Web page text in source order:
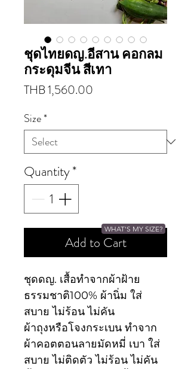
ชุดไทยดญ.อีสาน คอกลม
กระดุมจีน สีเทา
THB 1,560.00
Size*
Quantity*
Add to Cart
ชุดดญ. เสื้อทำจากผ้าฝ้าย
ธรรมชาติ100% ผ้านิ่ม ใส่
สบาย ไม่ร้อน ไม่คัน
ผ้าถุงหรือโจงกระเบน ทำจาก
ผ้าคอตตอนลายมัดหมี่ เบา ใส่
สบาย ไม่ติดตัว ไม่ร้อน ไม่คัน
WHAT'S MY SIZE?